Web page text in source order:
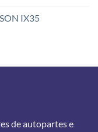
IX35
de autopartes e